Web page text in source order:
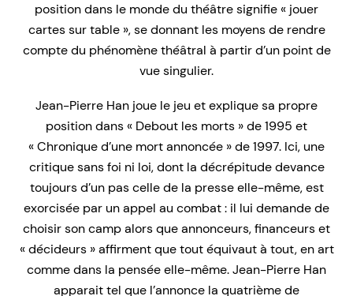
position dans le monde du théâtre signifie « jouer
cartes sur table », se donnant les moyens de rendre
compte du phénomène théâtral à partir d’un point de
vue singulier.
Jean-Pierre Han joue le jeu et explique sa propre
position dans « Debout les morts » de 1995 et
« Chronique d’une mort annoncée » de 1997. Ici, une
critique sans foi ni loi, dont la décrépitude devance
toujours d’un pas celle de la presse elle-même, est
exorcisée par un appel au combat : il lui demande de
choisir son camp alors que annonceurs, financeurs et
« décideurs » affirment que tout équivaut à tout, en art
comme dans la pensée elle-même. Jean-Pierre Han
apparait tel que l’annonce la quatrième de